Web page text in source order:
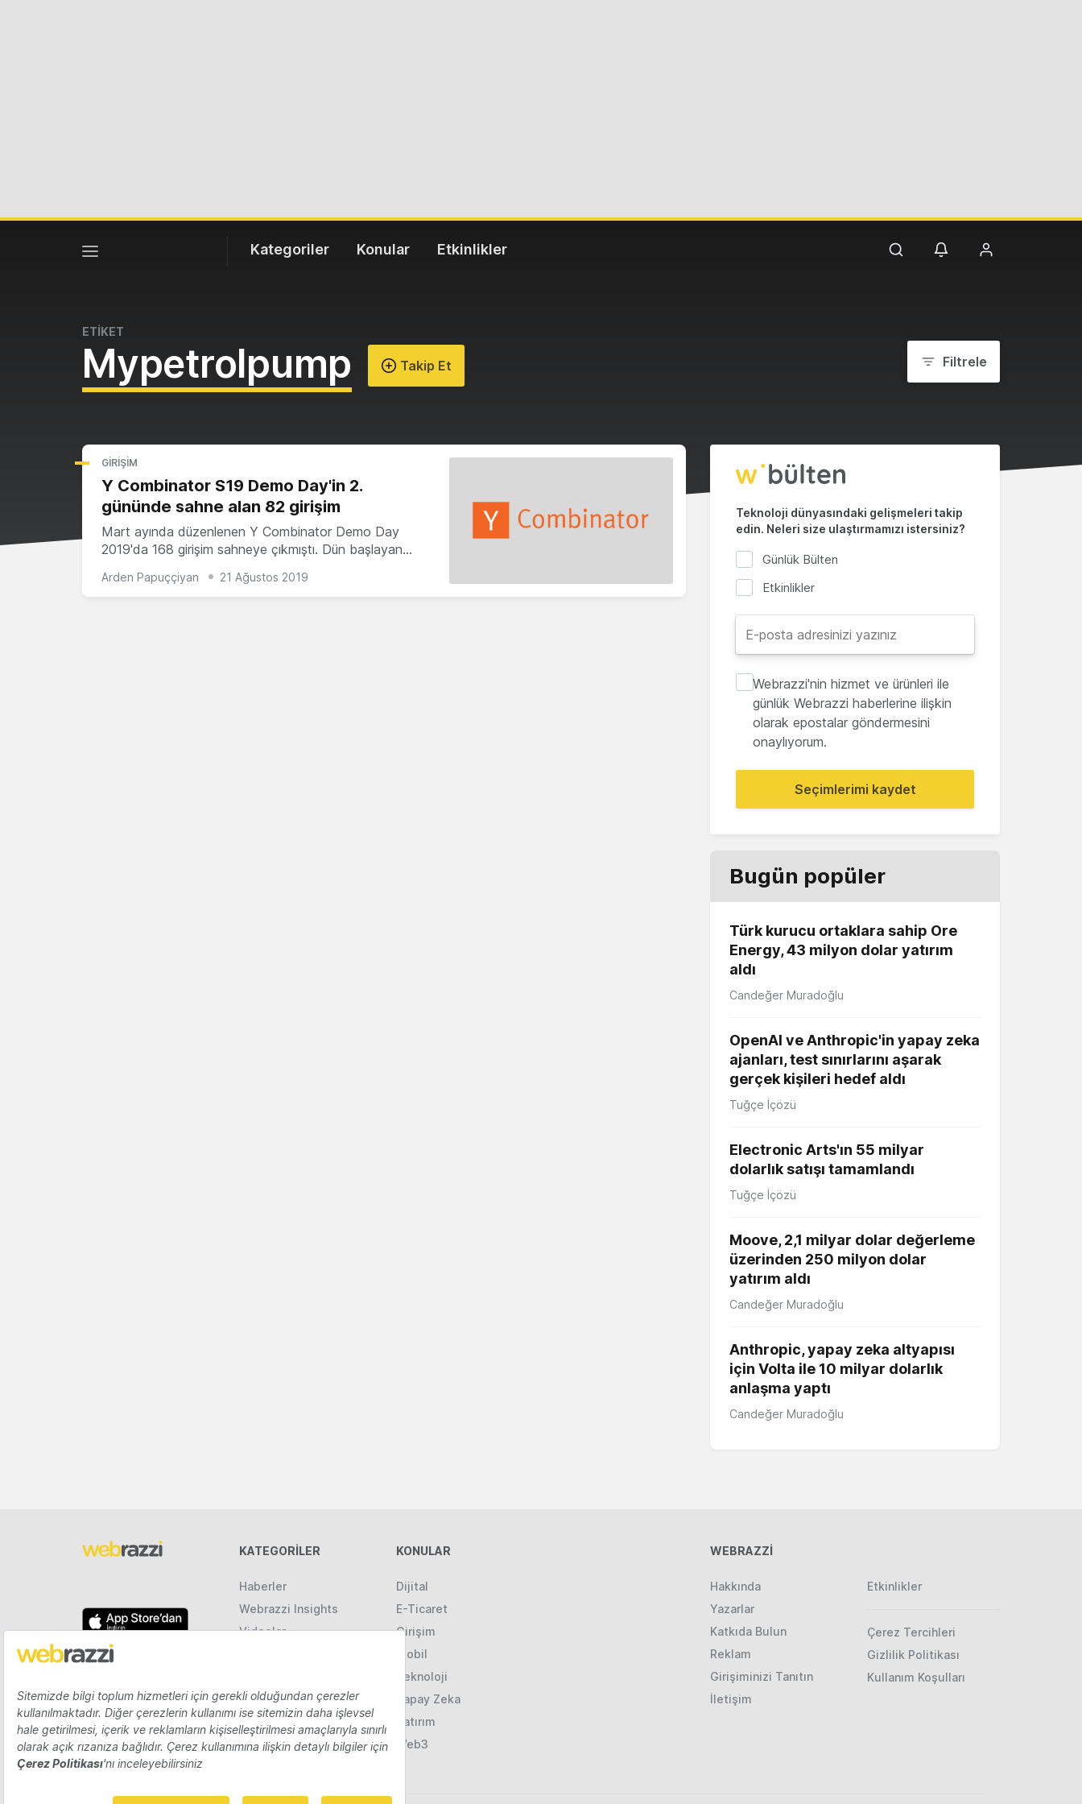
Kategoriler Konular Etkinlikler
ETİKET
Mypetrolpump Takip Et Filtrele
GIRIŞIM
Y Combinator S19 Demo Day'in 2.
gününde sahne alan 82 girişim
Mart ayında düzenlenen Y Combinator Demo Day
2019'da 168 girişim sahneye çıkmıştı. Dün başlayan…
Arden Papuççiyan 21 Ağustos 2019
Teknoloji dünyasındaki gelişmeleri takip
edin. Neleri size ulaştırmamızı istersiniz?
Günlük Bülten
Etkinlikler
Webrazzi'nin hizmet ve ürünleri ile
günlük Webrazzi haberlerine ilişkin
olarak epostalar göndermesini
onaylıyorum.
Seçimlerimi kaydet
Bugün popüler
Türk kurucu ortaklara sahip Ore
Energy, 43 milyon dolar yatırım
aldı
Candeğer Muradoğlu
OpenAI ve Anthropic'in yapay zeka
ajanları, test sınırlarını aşarak
gerçek kişileri hedef aldı
Tuğçe İçözü
Electronic Arts'ın 55 milyar
dolarlık satışı tamamlandı
Tuğçe İçözü
Moove, 2,1 milyar dolar değerleme
üzerinden 250 milyon dolar
yatırım aldı
Candeğer Muradoğlu
Anthropic, yapay zeka altyapısı
için Volta ile 10 milyar dolarlık
anlaşma yaptı
Candeğer Muradoğlu
KATEGORILER
Haberler
Webrazzi Insights
Videolar
KONULAR
Dijital
E-Ticaret
Girişim
Mobil
Teknoloji
Yapay Zeka
Yatırım
Web3
WEBRAZZİ
Hakkında
Yazarlar
Katkıda Bulun
Reklam
Girişiminizi Tanıtın
İletişim
Etkinlikler
Çerez Tercihleri
Gizlilik Politikası
Kullanım Koşulları